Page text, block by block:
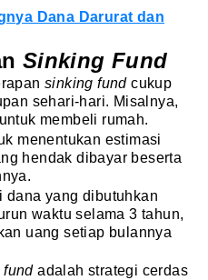
Dana Darurat dan
Sinking Fund
sinking fundcukup
sehari-hari. Misalnya,
membeli rumah.
menentukan estimasi
hendak dibayar beserta
dana yang dibutuhkan
waktu selama 3 tahun,
uang setiap bulannya
fundadalah strategi cerdas